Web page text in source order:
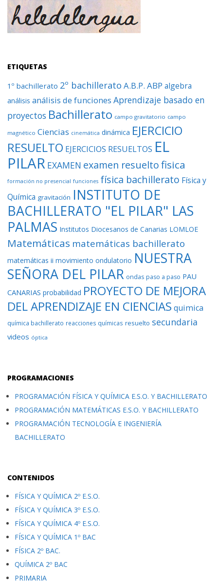
ETIQUETAS
1º bachillerato 2º bachillerato A.B.P. ABP algebra
análisis análisis de funciones Aprendizaje basado en
proyectos Bachillerato campo gravitatorio campo
magnético Ciencias cinemática dinámica EJERCICIO
RESUELTO EJERCICIOS RESUELTOS EL
PILAR EXAMEN examen resueltofisica
formación no presencial funciones física bachillerato Física y
Química gravitación INSTITUTO DE
BACHILLERATO "EL PILAR" LAS
PALMAS Institutos Diocesanos de Canarias LOMLOE
Matemáticas matemáticas bachillerato
matemáticas ii movimiento ondulatorio NUESTRA
SEÑORA DEL PILAR ondas paso a paso PAU
CANARIAS probabilidad PROYECTO DE MEJORA
DEL APRENDIZAJE EN CIENCIAS quimica
química bachillerato reacciones químicas resuelto secundaria
videos óptica
PROGRAMACIONES
PROGRAMACIÓN FÍSICA Y QUÍMICA E.S.O. Y BACHILLERATO
PROGRAMACIÓN MATEMÁTICAS E.S.O. Y BACHILLERATO
PROGRAMACIÓN TECNOLOGÍA E INGENIERÍA
BACHILLERATO
CONTENIDOS
FÍSICA Y QUÍMICA 2º E.S.O.
FÍSICA Y QUÍMICA 3º E.S.O.
FÍSICA Y QUÍMICA 4º E.S.O.
FÍSICA Y QUÍMICA 1º BAC
FÍSICA 2º BAC.
QUÍMICA 2º BAC
PRIMARIA